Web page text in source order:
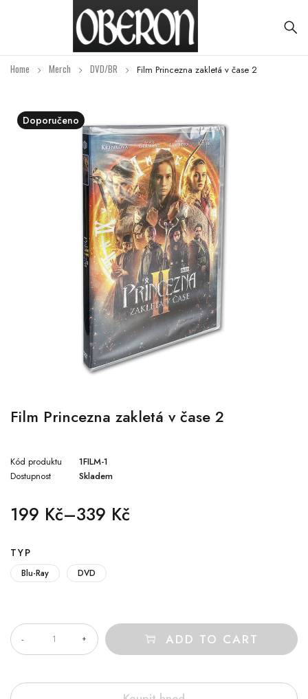
Home Merch DVD/BR Film Princezna zakletá v čase 2
Doporučeno
Film Princezna zakletá v čase 2
Kód produktu
1FILM-1
Dostupnost
Skladem
199 Kč–339 Kč
TYP
Blu-Ray DVD
ADD TO CART